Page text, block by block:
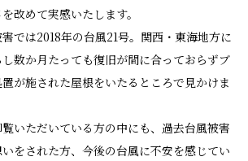
改めて実感いたします。
では2018年の台風21号。関西・東海地方に
数か月たっても復旧が間に合っておらずブ
が施された屋根をいたるところで見かけま
いただいている方の中にも、過去台風被害
をされた方、今後の台風に不安を感じてい